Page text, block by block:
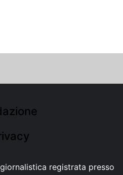
registrata presso